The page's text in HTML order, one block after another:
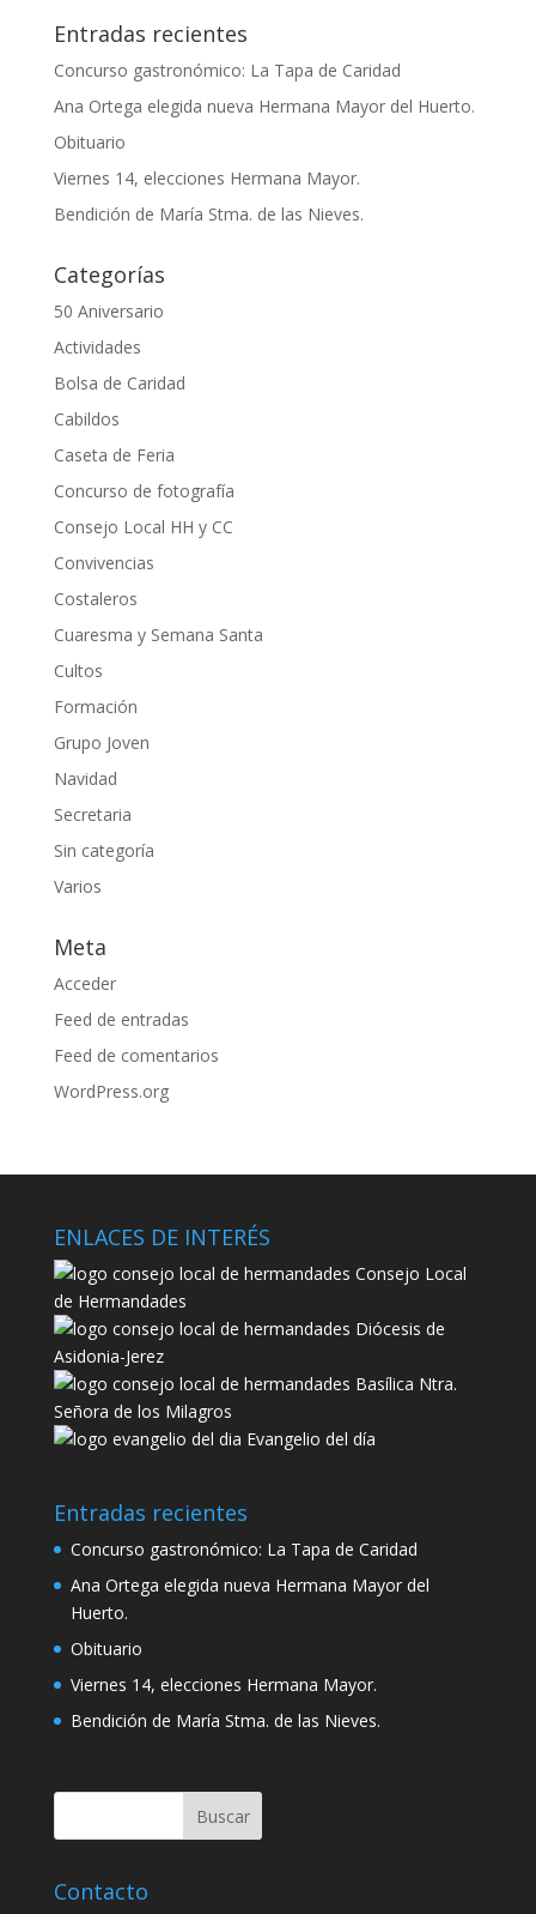
Entradas recientes
Concurso gastronómico: La Tapa de Caridad
Ana Ortega elegida nueva Hermana Mayor del Huerto.
Obituario
Viernes 14, elecciones Hermana Mayor.
Bendición de María Stma. de las Nieves.
Categorías
50 Aniversario
Actividades
Bolsa de Caridad
Cabildos
Caseta de Feria
Concurso de fotografía
Consejo Local HH y CC
Convivencias
Costaleros
Cuaresma y Semana Santa
Cultos
Formación
Grupo Joven
Navidad
Secretaria
Sin categoría
Varios
Meta
Acceder
Feed de entradas
Feed de comentarios
WordPress.org
ENLACES DE INTERÉS
Consejo Local
de Hermandades
Diócesis de
Asidonia-Jerez
Basílica Ntra.
Señora de los Milagros
Evangelio del día
Entradas recientes
Concurso gastronómico: La Tapa de Caridad
Ana Ortega elegida nueva Hermana Mayor del
Huerto.
Obituario
Viernes 14, elecciones Hermana Mayor.
Bendición de María Stma. de las Nieves.
Contacto